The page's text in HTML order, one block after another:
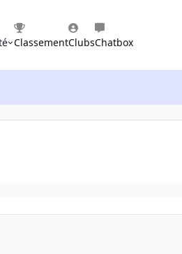
ClassementClubsChatbox